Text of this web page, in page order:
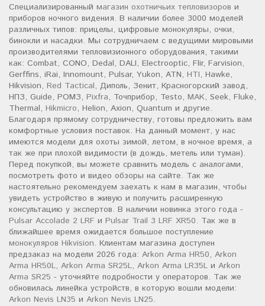
Специализированный магазин охотничьих тепловизоров и
приборов ночного видения. В наличии более 3000 моделей
различных типов: прицелы, цифровые монокуляры, очки,
бинокли и насадки. Мы сотрудничаем с ведущими мировыми
производителями тепловизионного оборудования, такими
как: Combat, CONO, Dedal, DALI, Electrooptic, Flir, Farvision,
Gerffins, iRai, Innomount, Pulsar, Yukon, ATN, HTI, Hawke,
Hikvision, Red Tactical, Диполь, Зенит, Красногорский завод,
НПЗ, Guide, РОМЗ, Pixfra, Точприбор, Testo, MAK, Seek, Fluke,
Thermal, Hikmicro, Helion, Axion, Quantum и другие.
Благодаря прямому сотрудничеству, готовы предложить вам
комфортные условия поставок. На данный момент, у нас
имеются модели для охоты зимой, летом, в ночное время, а
так же при плохой видимости (в дождь, метель или туман).
Перед покупкой, вы можете сравнить модель с аналогами,
посмотреть фото и видео обзоры на сайте. Так же
настоятельно рекомендуем заехать к нам в магазин, чтобы
увидеть устройство в живую и получить расширенную
консультацию у экспертов. В наличии новинка этого года -
Pulsar Accolade 2 LRF и Pulsar Trail 3 LRF XR50. Так же в
ближайшее время ожидается большое поступление
монокуляров Hikvision. Клиентам магазина доступен
предзаказ на модели 2026 года: Arkon Arma HR50, Arkon
Arma HR50L, Arkon Arma SR25L, Arkon Arma LR35L и Arkon
Arma SR25 - уточняйте подробности у операторов. Так же
обновилась линейка устройств, в которую вошли модели:
Arkon Nevis LN35 и Arkon Nevis LN25.